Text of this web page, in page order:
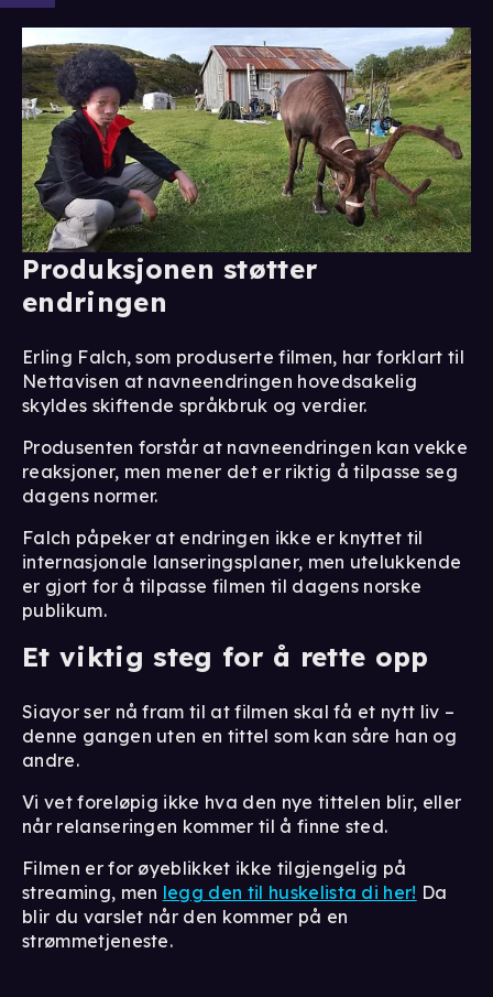
Produksjonen støtter
endringen
Erling Falch, som produserte filmen, har forklart til
Nettavisen at navneendringen hovedsakelig
skyldes skiftende språkbruk og verdier.
Produsenten forstår at navneendringen kan vekke
reaksjoner, men mener det er riktig å tilpasse seg
dagens normer.
Falch påpeker at endringen ikke er knyttet til
internasjonale lanseringsplaner, men utelukkende
er gjort for å tilpasse filmen til dagens norske
publikum.
Et viktig steg for å rette opp
Siayor ser nå fram til at filmen skal få et nytt liv –
denne gangen uten en tittel som kan såre han og
andre.
Vi vet foreløpig ikke hva den nye tittelen blir, eller
når relanseringen kommer til å finne sted.
Filmen er for øyeblikket ikke tilgjengelig på
streaming, men legg den til huskelista di her! Da
blir du varslet når den kommer på en
strømmetjeneste.